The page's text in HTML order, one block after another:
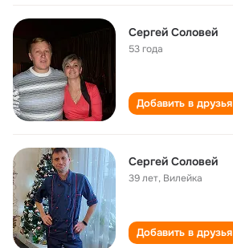
Сергей Соловей
53 года
Добавить в друзья
Сергей Соловей
39 лет, Вилейка
Добавить в друзья